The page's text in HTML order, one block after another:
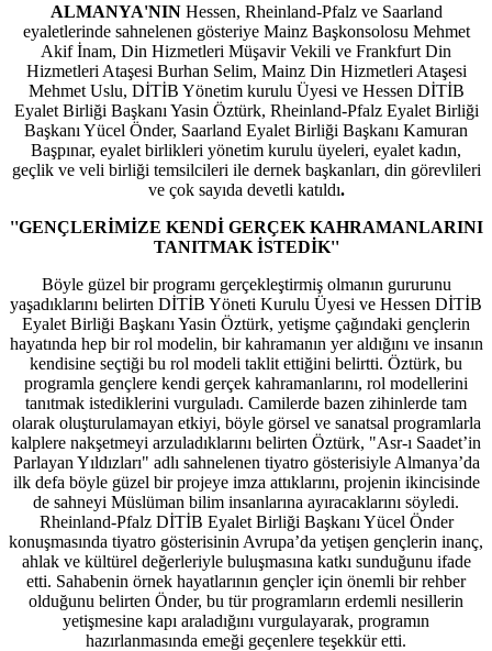
ALMANYA'NINHessen, Rheinland-Pfalz ve Saarland
eyaletlerinde sahnelenen gösteriye Mainz Başkonsolosu Mehmet
Akif İnam, Din Hizmetleri Müşavir Vekili ve Frankfurt Din
Hizmetleri Ataşesi Burhan Selim, Mainz Din Hizmetleri Ataşesi
Mehmet Uslu, DİTİB Yönetim kurulu Üyesi ve Hessen DİTİB
Eyalet Birliği Başkanı Yasin Öztürk, Rheinland-Pfalz Eyalet Birliği
Başkanı Yücel Önder, Saarland Eyalet Birliği Başkanı Kamuran
Başpınar, eyalet birlikleri yönetim kurulu üyeleri, eyalet kadın,
geçlik ve veli birliği temsilcileri ile dernek başkanları, din görevlileri
ve çok sayıda devetli katıldı.
''GENÇLERİMİZE KENDİ GERÇEK KAHRAMANLARINI
TANITMAK İSTEDİK''
Böyle güzel bir programı gerçekleştirmiş olmanın gururunu
yaşadıklarını belirten DİTİB Yöneti Kurulu Üyesi ve Hessen DİTİB
Eyalet Birliği Başkanı Yasin Öztürk, yetişme çağındaki gençlerin
hayatında hep bir rol modelin, bir kahramanın yer aldığını ve insanın
kendisine seçtiği bu rol modeli taklit ettiğini belirtti. Öztürk, bu
programla gençlere kendi gerçek kahramanlarını, rol modellerini
tanıtmak istediklerini vurguladı. Camilerde bazen zihinlerde tam
olarak oluşturulamayan etkiyi, böyle görsel ve sanatsal programlarla
kalplere nakşetmeyi arzuladıklarını belirten Öztürk, "Asr-ı Saadet’in
Parlayan Yıldızları" adlı sahnelenen tiyatro gösterisiyle Almanya’da
ilk defa böyle güzel bir projeye imza attıklarını, projenin ikincisinde
de sahneyi Müslüman bilim insanlarına ayıracaklarını söyledi.
Rheinland-Pfalz DİTİB Eyalet Birliği Başkanı Yücel Önder
konuşmasında tiyatro gösterisinin Avrupa’da yetişen gençlerin inanç,
ahlak ve kültürel değerleriyle buluşmasına katkı sunduğunu ifade
etti. Sahabenin örnek hayatlarının gençler için önemli bir rehber
olduğunu belirten Önder, bu tür programların erdemli nesillerin
yetişmesine kapı araladığını vurgulayarak, programın
hazırlanmasında emeği geçenlere teşekkür etti.